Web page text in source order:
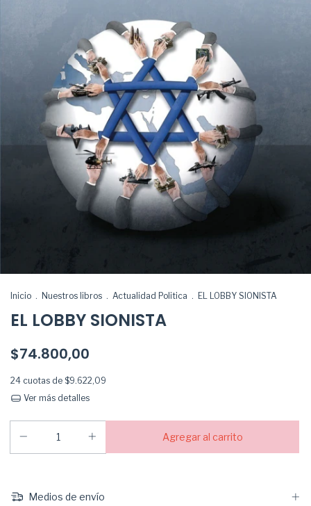
Inicio . Nuestros libros . Actualidad Politica . EL LOBBY SIONISTA
EL LOBBY SIONISTA
$74.800,00
24 cuotas de $9.622,09
Ver más detalles
Medios de envío